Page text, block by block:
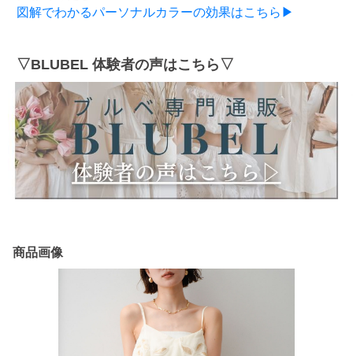
図解でわかるパーソナルカラーの効果はこちら▶
▽BLUBEL 体験者の声はこちら▽
商品画像